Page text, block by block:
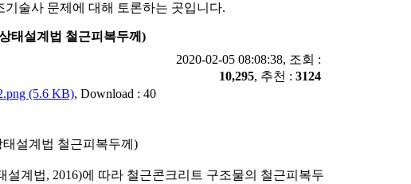
기술사 문제에 대해 토론하는 곳입니다.
태설계법 철근피복두께)
2020-02-05 08:08:38, 조회 :
10,295, 추천 : 3124
(5.6 KB), Download : 40
태설계법 철근피복두께)
설계법, 2016)에 따라 철근콘크리트 구조물의 철근피복두